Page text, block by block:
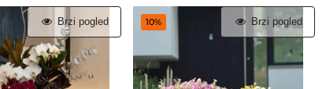
Brzi pogled 10% Brzi pogled